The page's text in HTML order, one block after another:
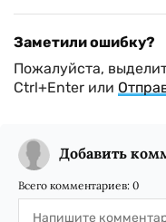
Заметили ошибку?
Пожалуйста,
Ctrl+Enter или
Добавить
Всего комментариев: 0